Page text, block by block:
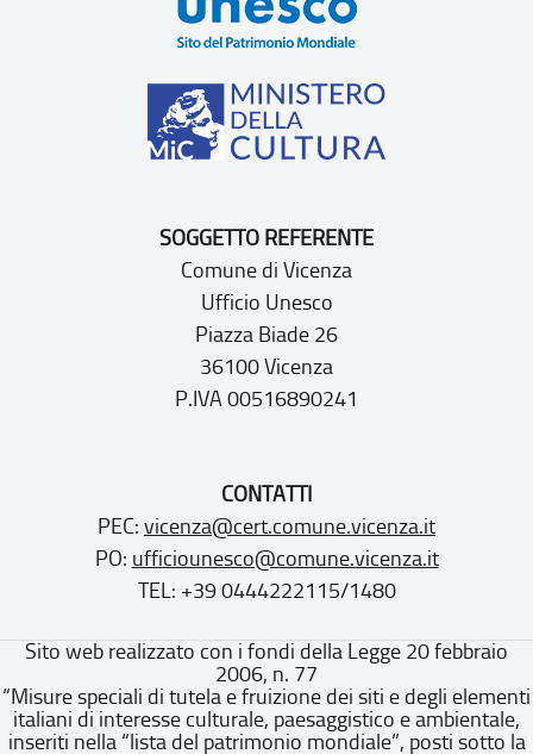
SOGGETTO REFERENTE
Comune di Vicenza
Ufficio Unesco
Piazza Biade 26
36100 Vicenza
P.IVA 00516890241
CONTATTI
PEC: vicenza@cert.comune.vicenza.it
PO: ufficiounesco@comune.vicenza.it
TEL: +39 0444222115/1480
Sito web realizzato con i fondi della Legge 20 febbraio
2006, n. 77
“Misure speciali di tutela e fruizione dei siti e degli elementi
italiani di interesse culturale, paesaggistico e ambientale,
inseriti nella “lista del patrimonio mondiale”, posti sotto la